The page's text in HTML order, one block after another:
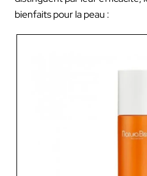
bienfaits pour la peau :